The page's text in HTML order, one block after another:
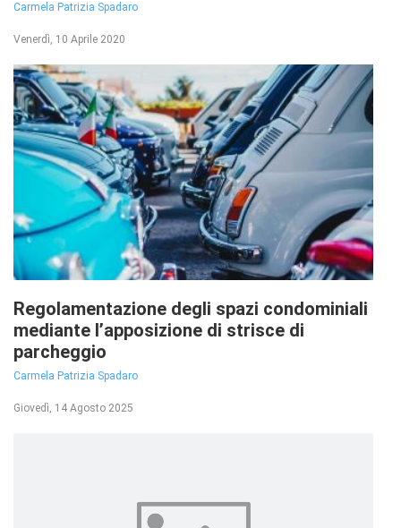
Carmela Patrizia Spadaro
Venerdì, 10 Aprile 2020
Regolamentazione degli spazi condominiali
mediante l’apposizione di strisce di
parcheggio
Carmela Patrizia Spadaro
Giovedì, 14 Agosto 2025